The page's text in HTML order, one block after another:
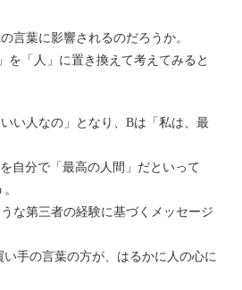
言葉に影響されるのだろうか。
を「人」に置き換えて考えてみると
い人なの」となり、Bは「私は、最
自分で「最高の人間」だといって
な第三者の経験に基づくメッセージ
手の言葉の方が、はるかに人の心に